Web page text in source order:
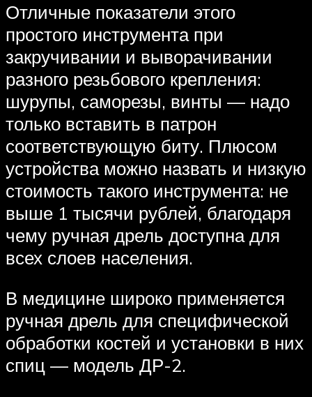
Отличные показатели этого
простого инструмента при
закручивании и выворачивании
разного резьбового крепления:
шурупы, саморезы, винты — надо
только вставить в патрон
соответствующую биту. Плюсом
устройства можно назвать и низкую
стоимость такого инструмента: не
выше 1 тысячи рублей, благодаря
чему ручная дрель доступна для
всех слоев населения.
В медицине широко применяется
ручная дрель для специфической
обработки костей и установки в них
спиц — модель ДР-2.